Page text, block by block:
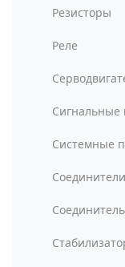
Резисторы
Реле
Сигнальные
Системные